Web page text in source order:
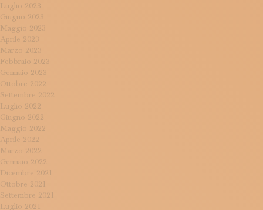
Luglio 2023
Giugno 2023
Maggio 2023
Aprile 2023
Marzo 2023
Febbraio 2023
Gennaio 2023
Ottobre 2022
Settembre 2022
Luglio 2022
Giugno 2022
Maggio 2022
Aprile 2022
Marzo 2022
Gennaio 2022
Dicembre 2021
Ottobre 2021
Settembre 2021
Luglio 2021